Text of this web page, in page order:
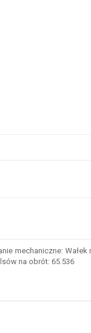
mechaniczne:
na obrót: 65.536